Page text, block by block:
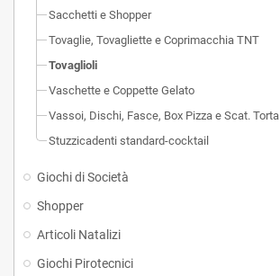
Sacchetti e Shopper
Tovaglie, Tovagliette e Coprimacchia TNT
Tovaglioli
Vaschette e Coppette Gelato
Vassoi, Dischi, Fasce, Box Pizza e Scat. Torta
Stuzzicadenti standard-cocktail
Giochi di Società
Shopper
Articoli Natalizi
Giochi Pirotecnici